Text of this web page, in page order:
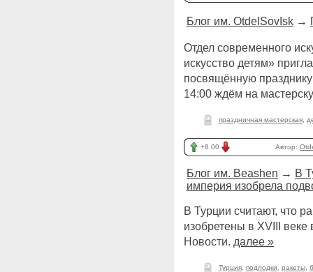
Блог им. OtdelSovIsk →
Отдел современного
искусство детям»
посвящённую
14:00 ждём на
праздничная мастерская
+8.00 Автор:
Блог им. Beashen → В
империя изобрела
В Турции считают, что
изобретены в XVIII
Новости. далее »
Турция подлодки ракеты